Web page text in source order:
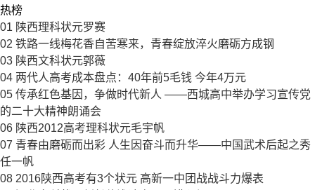
热榜
01 陕西理科状元罗赛
02 铁路一线梅花香自苦寒来，青春绽放淬火磨砺方成钢
03 陕西文科状元郭薇
04 两代人高考成本盘点：40年前5毛钱 今年4万元
05 传承红色基因，争做时代新人 ——西城高中举办学习宣传党
的二十大精神朗诵会
06 陕西2012高考理科状元毛宇帆
07 青春由磨砺而出彩 人生因奋斗而升华——中国武术后起之秀
任一帆
08 2016陕西高考有3个状元 高新一中团战战斗力爆表